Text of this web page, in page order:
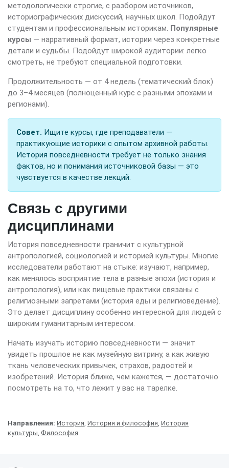
методологически строгие, с разбором источников,
историографических дискуссий, научных школ. Подойдут
студентам и профессиональным историкам. Популярные
курсы — нарративный формат, истории через конкретные
детали и судьбы. Подойдут широкой аудитории: легко
смотреть, не требуют специальной подготовки.
Продолжительность — от 4 недель (тематический блок)
до 3–4 месяцев (полноценный курс с разными эпохами и
регионами).
Совет. Ищите курсы, где преподаватели —
практикующие историки с опытом архивной работы.
История повседневности требует не только знания
фактов, но и понимания источниковой базы — это
чувствуется в качестве лекций.
Связь с другими
дисциплинами
История повседневности граничит с культурной
антропологией, социологией и историей культуры. Многие
исследователи работают на стыке: изучают, например,
как менялось восприятие тела в разные эпохи (история и
антропология), или как пищевые практики связаны с
религиозными запретами (история еды и религиоведение).
Это делает дисциплину особенно интересной для людей с
широким гуманитарным интересом.
Начать изучать историю повседневности — значит
увидеть прошлое не как музейную витрину, а как живую
ткань человеческих привычек, страхов, радостей и
изобретений. История ближе, чем кажется, — достаточно
посмотреть на то, что лежит у вас на тарелке.
Направления: История, История и философия, История
культуры, Философия